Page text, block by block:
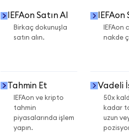
IEFAon Satın Al
Birkaç dokunuşla
satın alın.
IEFAon
IEFAon
nakde
Tahmin Et
IEFAon ve kripto
tahmin
piyasalarında işlem
yapın.
Vadeli
50x
kadar
uzun